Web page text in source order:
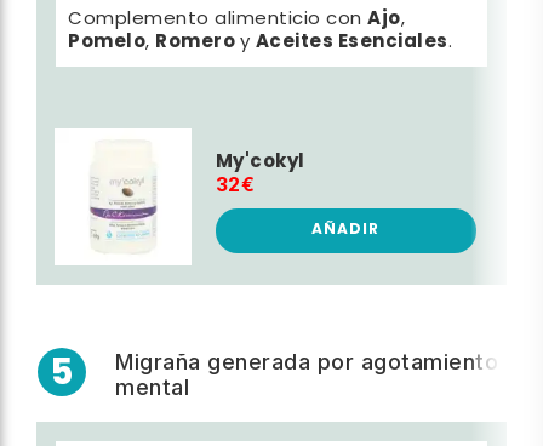
Complemento alimenticio con Ajo,
Pomelo, Romeroy Aceites Esenciales.
My'cokyl
32€
AÑADIR
5
Migraña generada por agotamiento
mental